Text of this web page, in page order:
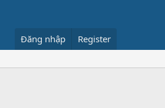
Đăng nhập Register